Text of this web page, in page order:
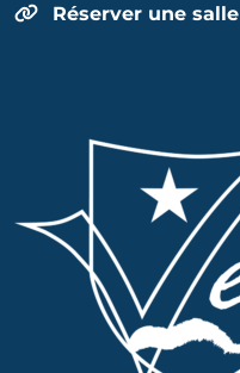
Réserver une salle